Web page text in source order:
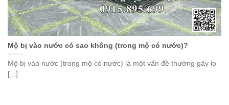
Mộ bị vào nước có sao không (trong mộ có nước)?
Mộ bị vào nước (trong mộ có nước) là một vấn đề thường gây lo
[...]